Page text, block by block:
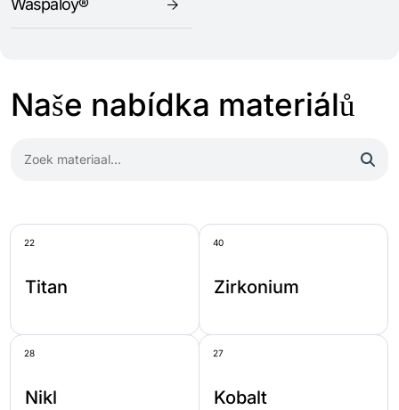
Waspaloy®
Naše nabídka materiálů
22
Titan
40
Zirkonium
28
Nikl
27
Kobalt